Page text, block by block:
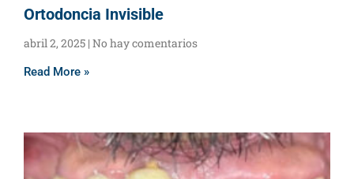
Ortodoncia Invisible
abril 2, 2025 No hay comentarios
Read More »